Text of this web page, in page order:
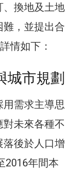
、換地及土地
，並提出合
情如下：
城市規劃
需求主導思
未來各種不
後於人口增
2016年間本